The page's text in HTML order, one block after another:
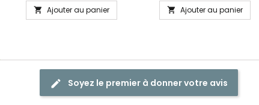
pour favoriser une bonne
micro-circulation.
dès réception.
 Ajouter au panier
Barquette de 250 g à
conserver au congélateur
 Ajouter au panier
Soyez le premier à donner votre avis